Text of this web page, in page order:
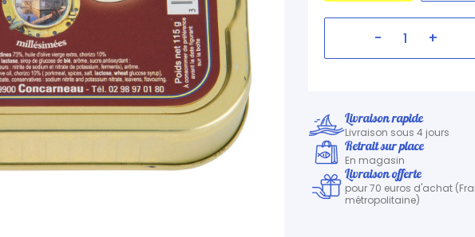
- +
Livraison rapide
Livraison sous 4 jours
Retrait sur place
En magasin
Livraison offerte
pour 70 euros d'achat
métropolitaine)